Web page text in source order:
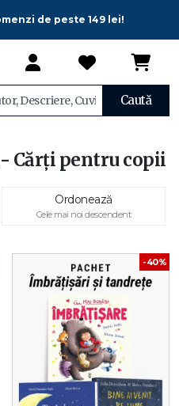
de peste 149 lei!
Caută
Cărți pentru copii
Ordonează
Cele mai noi descendent
-40%